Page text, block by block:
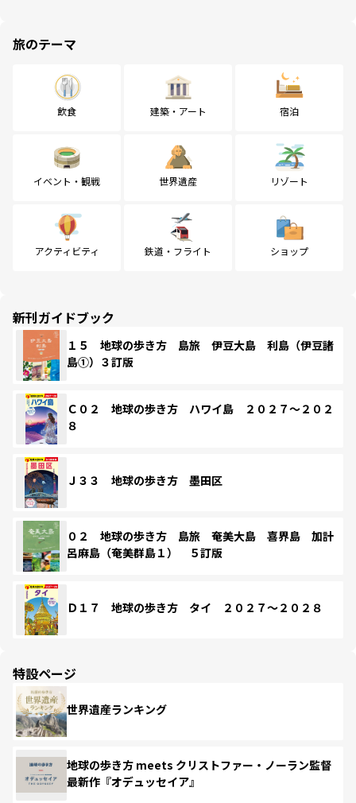
旅のテーマ
飲食 建築・アート 宿泊
イベント・観戦 世界遺産 リゾート
アクティビティ 鉄道・フライト ショップ
新刊ガイドブック
１５ 地球の歩き方 島旅 伊豆大島 利島（伊豆諸
島①）３訂版
Ｃ０２ 地球の歩き方 ハワイ島 ２０２７～２０２
８
Ｊ３３ 地球の歩き方 墨田区
０２ 地球の歩き方 島旅 奄美大島 喜界島 加計
呂麻島（奄美群島１） ５訂版
Ｄ１７ 地球の歩き方 タイ ２０２７～２０２８
特設ページ
世界遺産ランキング
地球の歩き方 meets クリストファー・ノーラン監督
最新作『オデュッセイア』